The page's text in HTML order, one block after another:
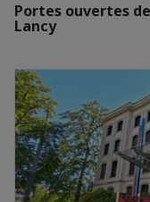
Portes ouvertes
Lancy